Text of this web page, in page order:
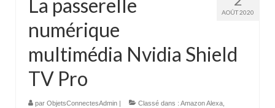
AOÛT 2020
La passerelle
numérique
multimédia Nvidia Shield
TV Pro
par ObjetsConnectesAdmin Classé dans : Amazon Alexa